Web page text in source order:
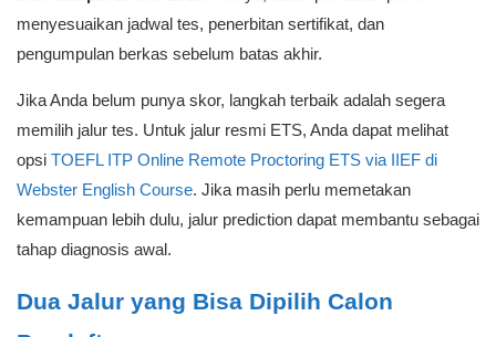
TOEFL
Prediction /
EPT
skala penilaian
menyerupai, sama, atau
sesuai ketentuan
sumber resmi
Konfirmasi ke panitia
atau unit terkait
sebelum menjadikan
dokumen ini sebagai
berkas utama.
Masa terbit
sertifikat
Diterbitkan paling lama
2 tahun sebelumnya
Cek tanggal terbit
masa yang diminta.